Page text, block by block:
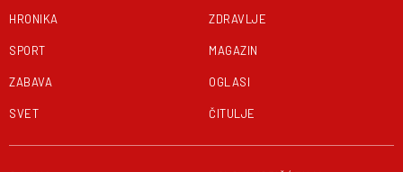
HRONIKA
SPORT
ZABAVA
SVET
ZDRAVLJE
MAGAZIN
OGLASI
ČITULJE